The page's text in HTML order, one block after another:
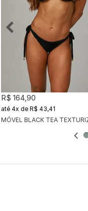
MÓVEL BLACK TEA
R$ 164,90
4x de R$ 43,41